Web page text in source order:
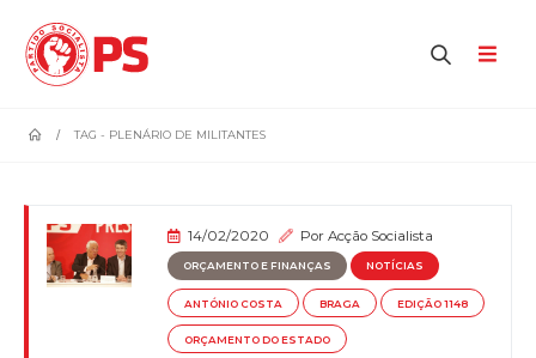
TAG - PLENÁRIO DE MILITANTES
14/02/2020 PorAcção Socialista
ORÇAMENTO E FINANÇAS NOTÍCIAS
ANTÓNIO COSTA BRAGA EDIÇÃO 1148
ORÇAMENTO DO ESTADO